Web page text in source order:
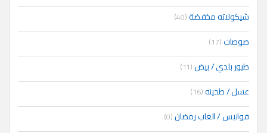
شيكولاته مخفضة(40)
صوصات(17)
طيور بلدي / بيض(11)
عسل / طحينه(16)
فوانيس / العاب رمضان(0)